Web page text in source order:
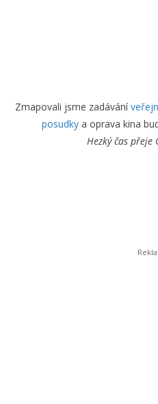
Zmapovali jsme zadávání
posudky a oprava kina
Hezký čas přeje